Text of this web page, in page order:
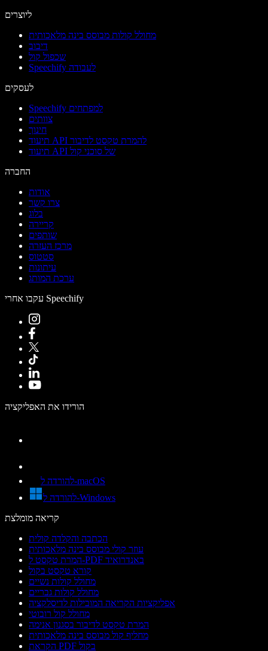
ליוצרים
מחולל קולות מבוסס בינה מלאכותית
דיבוב
שכפול קול
Speechify לעבודה
לעסקים
Speechify למפתחים
צוותים
חינוך
תיעוד API להמרת טקסט לדיבור
תיעוד API של סוכני קול
החברה
אודות
צרו קשר
בלוג
קריירה
שותפים
מרכז העזרה
סטטוס
עיתונות
ערכת המותג
עקבו אחרי Speechify
הורידו את האפליקציה
להורדה ל-macOS
להורדה ל-Windows
קריאה מומלצת
הכתבה והקלדה קולית
עוזר קולי מבוסס בינה מלאכותית
המרת טקסט ל-PDF באנדרואיד
קורא טקסט בקול
מחולל קולות נשיים
מחולל קולות גבריים
אפליקציות הקריאה המובילות לדיסלקציה
מחולל קול רובוטי
המרת טקסט לדיבור בסגנון אנימה
מחליף קול מבוסס בינה מלאכותית
הקראת PDF בקול